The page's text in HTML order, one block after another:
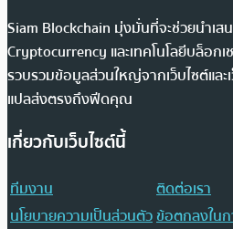
Siam Blockchain มุ่งมั่นที่จะช่วยนำเส
Cryptocurrency และเทคโนโลยีบล็อก
รวบรวมข้อมูลส่วนใหญ่จากเว็บไซต์และ
แปลส่งตรงถึงฟีดคุณ
เกี่ยวกับเว็บไซต์นี้
ทีมงาน
ติดต่อเรา
นโยบายความเป็นส่วนตัวข้อตกลงในก